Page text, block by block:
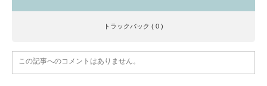
トラックバック ( 0 )
この記事へのコメントはありません。